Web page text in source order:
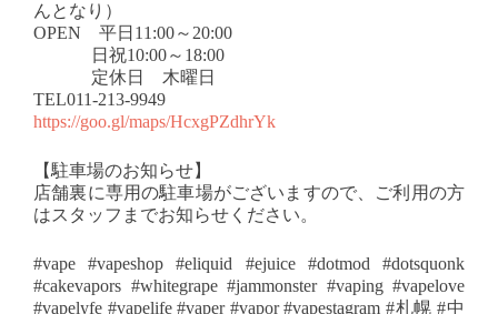
んとなり）
OPEN 平日11:00～20:00
日祝10:00～18:00
定休日 木曜日
TEL011-213-9949
https://goo.gl/maps/HcxgPZdhrYk
【駐車場のお知らせ】
店舗裏に専用の駐車場がございますので、ご利用の方
はスタッフまでお知らせください。
#vape #vapeshop #eliquid #ejuice #dotmod #dotsquonk
#cakevapors #whitegrape #jammonster #vaping #vapelove
#vapelyfe #vapelife #vaper #vapor #vapestagram #札幌 #中